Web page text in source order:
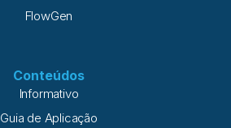
FlowGen
Conteúdos
Informativo
Guia de Aplicação